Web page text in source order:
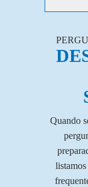
Quando
listamos